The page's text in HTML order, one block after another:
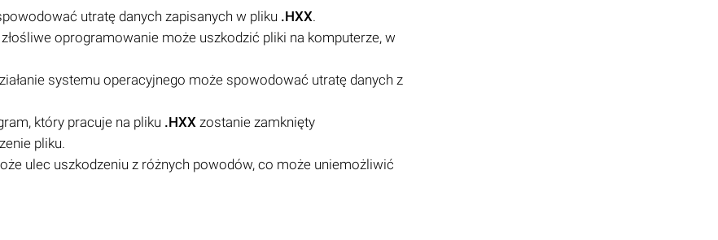
utratę danych zapisanych w pliku .HXX.
oprogramowanie może uszkodzić pliki na komputerze, w
systemu operacyjnego może spowodować utratę danych z
który pracuje na pliku .HXX zostanie zamknięty
pliku.
ulec uszkodzeniu z różnych powodów, co może uniemożliwić